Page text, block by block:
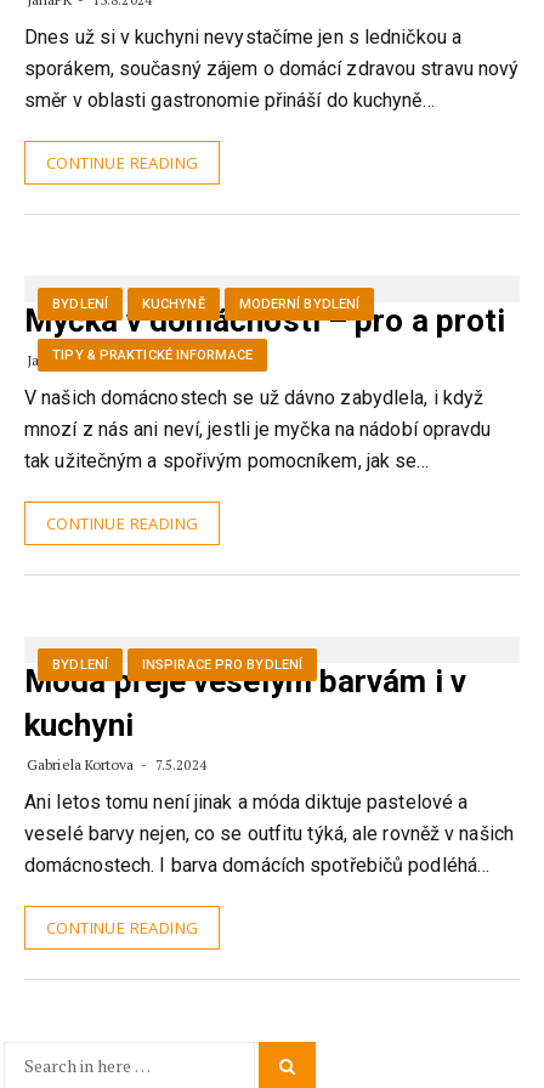
Dnes už si v kuchyni nevystačíme jen s ledničkou a
sporákem, současný zájem o domácí zdravou stravu nový
směr v oblasti gastronomie přináší do kuchyně…
CONTINUE READING
BYDLENÍ KUCHYNĚ MODERNÍ BYDLENÍ
TIPY & PRAKTICKÉ INFORMACE
Myčka v domácnosti – pro a proti
JanaPK 2.7.2024
V našich domácnostech se už dávno zabydlela, i když
mnozí z nás ani neví, jestli je myčka na nádobí opravdu
tak užitečným a spořivým pomocníkem, jak se…
CONTINUE READING
BYDLENÍ INSPIRACE PRO BYDLENÍ
Móda přeje veselým barvám i v
kuchyni
Gabriela Kortova 7.5.2024
Ani letos tomu není jinak a móda diktuje pastelové a
veselé barvy nejen, co se outfitu týká, ale rovněž v našich
domácnostech. I barva domácích spotřebičů podléhá…
CONTINUE READING
Search